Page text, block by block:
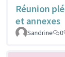
Réunion
et annexes
Sandrine 0